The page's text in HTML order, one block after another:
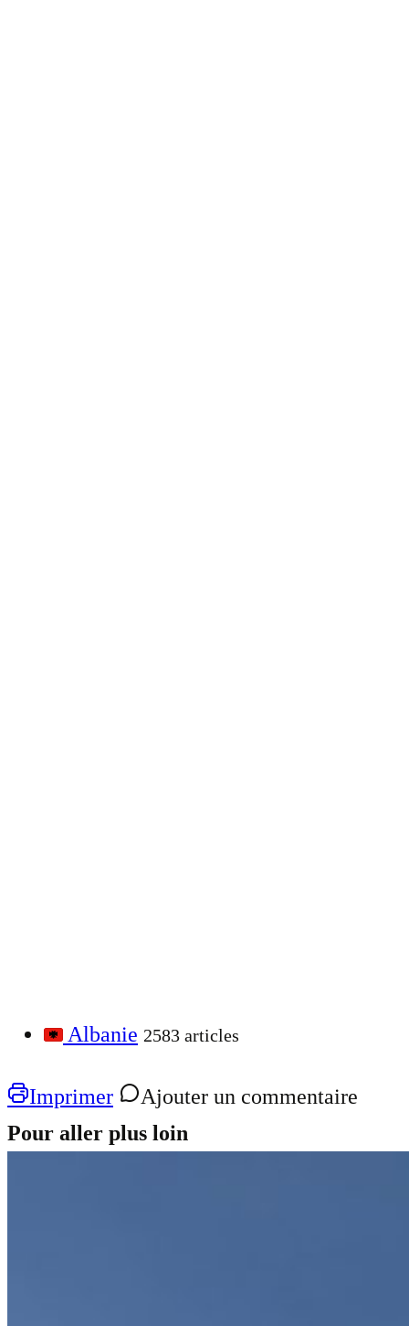
Albanie 2583 articles
Imprimer
Ajouter un commentaire
Pour aller plus loin